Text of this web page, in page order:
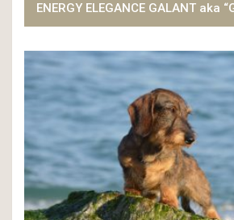
ENERGY ELEGANCE GALANT aka